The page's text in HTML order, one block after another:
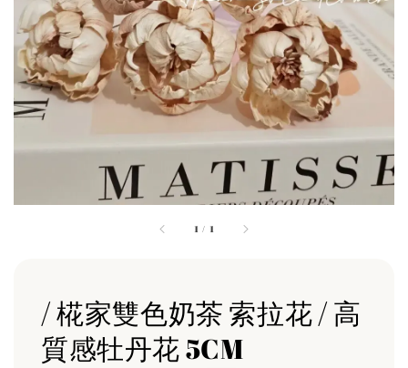
1 / 1
/ 椛家雙色奶茶 索拉花 / 高
質感牡丹花 5CM